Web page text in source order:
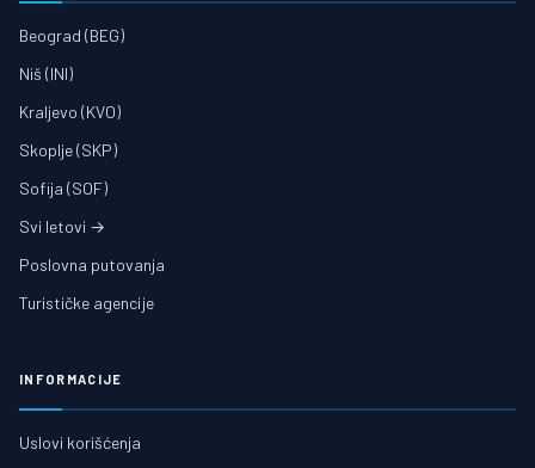
Beograd (BEG)
Niš (INI)
Kraljevo (KVO)
Skoplje (SKP)
Sofija (SOF)
Svi letovi →
Poslovna putovanja
Turističke agencije
INFORMACIJE
Uslovi korišćenja